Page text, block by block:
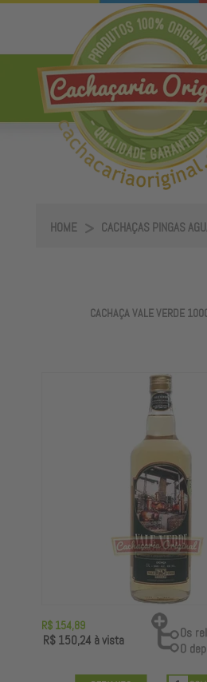
HOME CACHAÇAS PINGAS
CACHAÇA VALE VERDE
R$ 154,89
R$ 150,24 à vista